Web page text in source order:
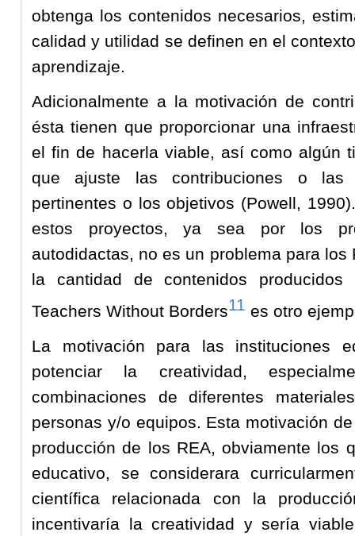
obtenga los contenidos necesarios,
calidad y utilidad se definen en el
aprendizaje.
Adicionalmente a la motivación de
ésta tienen que proporcionar una
el fin de hacerla viable, así como algún
que ajuste las contribuciones o las
pertinentes o los objetivos (Powell,
estos proyectos, ya sea por los
autodidactas, no es un problema para
la cantidad de contenidos
Teachers Without Borders11 es otro
La motivación para las instituciones
potenciar la creatividad,
combinaciones de diferentes
personas y/o equipos. Esta motivación
producción de los REA, obviamente los
educativo, se considerara
científica relacionada con la
incentivaría la creatividad y sería